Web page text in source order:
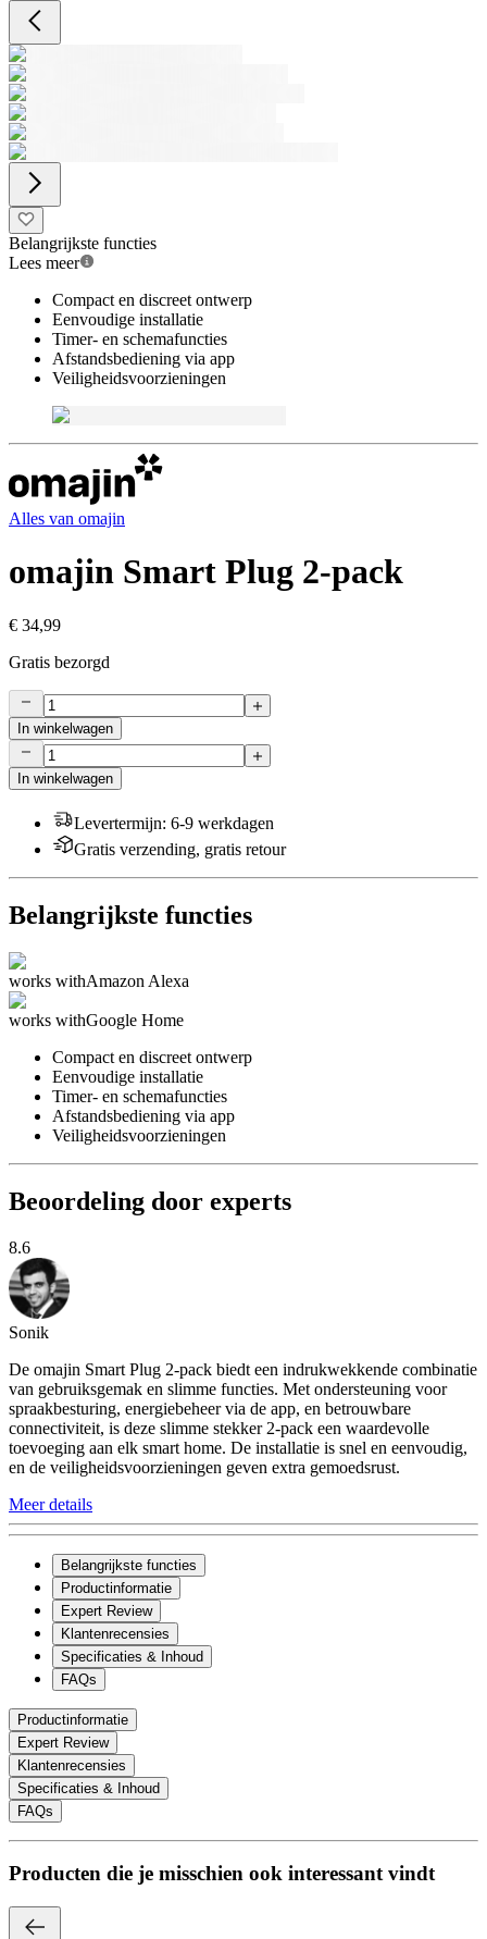
Belangrijkste functies
Lees meer
Compact en discreet ontwerp
Eenvoudige installatie
Timer- en schemafuncties
Afstandsbediening via app
Veiligheidsvoorzieningen
Alles van omajin
omajin Smart Plug 2-pack
€ 34,99
Gratis bezorgd
In winkelwagen
In winkelwagen
Levertermijn: 6-9 werkdagen
Gratis verzending, gratis retour
Belangrijkste functies
works withAmazon Alexa
works withGoogle Home
Compact en discreet ontwerp
Eenvoudige installatie
Timer- en schemafuncties
Afstandsbediening via app
Veiligheidsvoorzieningen
Beoordeling door experts
8.6
Sonik
De omajin Smart Plug 2-pack biedt een indrukwekkende combinatie
van gebruiksgemak en slimme functies. Met ondersteuning voor
spraakbesturing, energiebeheer via de app, en betrouwbare
connectiviteit, is deze slimme stekker 2-pack een waardevolle
toevoeging aan elk smart home. De installatie is snel en eenvoudig,
en de veiligheidsvoorzieningen geven extra gemoedsrust.
Meer details
Belangrijkste functies
Productinformatie
Expert Review
Klantenrecensies
Specificaties & Inhoud
FAQs
Productinformatie
Expert Review
Klantenrecensies
Specificaties & Inhoud
FAQs
Producten die je misschien ook interessant vindt